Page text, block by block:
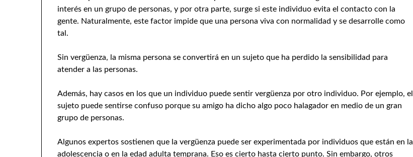
interés en un grupo de personas, y por otra parte, surge si este individuo evita el contacto con la
gente. Naturalmente, este factor impide que una persona viva con normalidad y se desarrolle como
tal.
Sin vergüenza, la misma persona se convertirá en un sujeto que ha perdido la sensibilidad para
atender a las personas.
Además, hay casos en los que un individuo puede sentir vergüenza por otro individuo. Por ejemplo, el
sujeto puede sentirse confuso porque su amigo ha dicho algo poco halagador en medio de un gran
grupo de personas.
Algunos expertos sostienen que la vergüenza puede ser experimentada por individuos que están en la
adolescencia o en la edad adulta temprana. Eso es cierto hasta cierto punto. Sin embargo, otros